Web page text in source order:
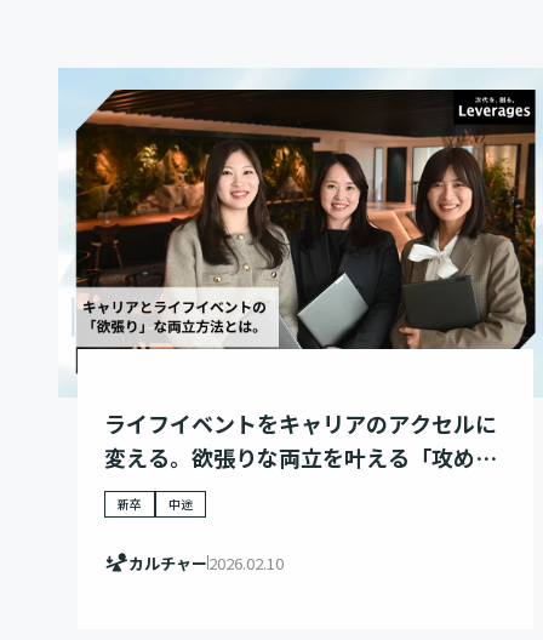
ライフイベントをキャリアのアクセルに
変える。欲張りな両立を叶える「攻め」
の選択。
新卒 中途
カルチャー2026.02.10